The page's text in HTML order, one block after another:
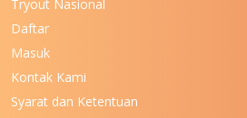
Tryout Nasional
Daftar
Masuk
Kontak Kami
Syarat dan Ketentuan